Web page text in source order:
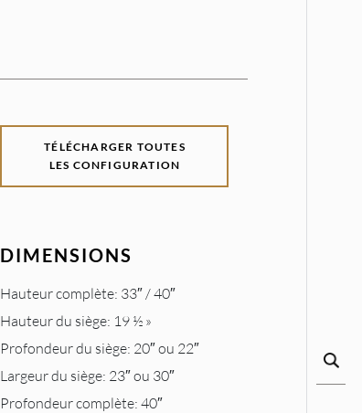
TÉLÉCHARGER TOUTES
LES CONFIGURATION
DIMENSIONS
Hauteur complète: 33″ / 40″
Hauteur du siège: 19 ½ »
Profondeur du siège: 20″ ou 22″
Largeur du siège: 23″ ou 30″
Profondeur complète: 40″